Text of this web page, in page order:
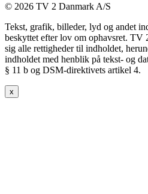
© 2026 TV 2 Danmark A/S
Tekst, grafik, billeder, lyd og andet
beskyttet efter lov om ophavsret. TV
sig alle rettigheder til indholdet,
indholdet med henblik på tekst- og
§ 11 b og DSM-direktivets artikel 4.
x